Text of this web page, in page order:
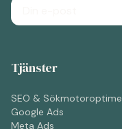
Tjänster
SEO &
Google Ads
Meta Ads